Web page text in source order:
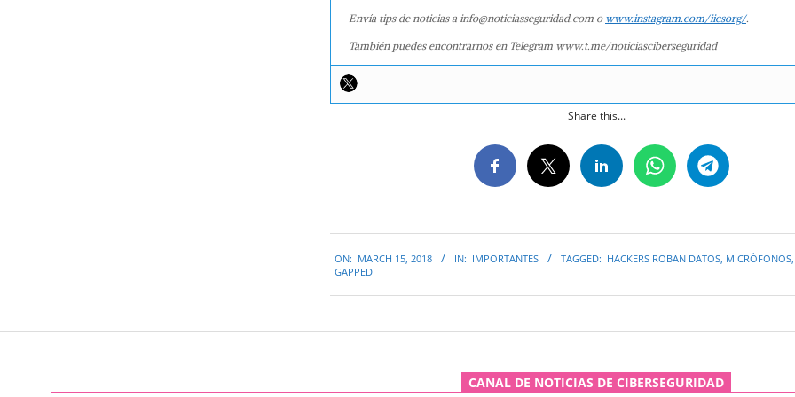
Envía tips de noticias a info@noticiasseguridad.com o www.instagram.com/iicsorg/.
También puedes encontrarnos en Telegram www.t.me/noticiasciberseguridad
Share this...
03-
ON: MARCH 15, 2018 IN: IMPORTANTES TAGGED: HACKERS ROBAN DATOS MICRÓFONOS
GAPPED
CANAL DE NOTICIAS DE CIBERSEGURIDAD